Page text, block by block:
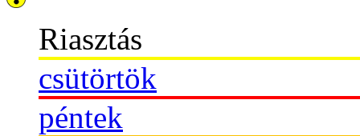
Riasztás
csütörtök
péntek